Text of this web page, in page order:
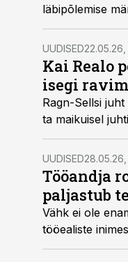
läbipõlemise
UUDISED22.05.26,
Kai Realo
isegi
Ragn-Sellsi
ta maikuisel
UUDISED
Tööandja
paljastub
Vähk ei ole
tööealiste